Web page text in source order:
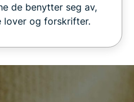
de benytter seg av,
lover og forskrifter.